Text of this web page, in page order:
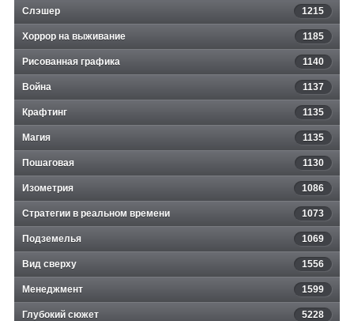
Слэшер 1215
Хоррор на выживание 1185
Рисованная графика 1140
Война 1137
Крафтинг 1135
Магия 1135
Пошаговая 1130
Изометрия 1086
Стратегии в реальном времени 1073
Подземелья 1069
Вид сверху 1556
Менеджмент 1599
Глубокий сюжет 5228